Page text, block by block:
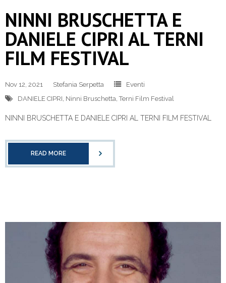
NINNI BRUSCHETTA E
DANIELE CIPRI AL TERNI
FILM FESTIVAL
Nov 12, 2021 Stefania Serpetta
Eventi
DANIELE CIPRI, Ninni Bruschetta,Terni Film Festival
NINNI BRUSCHETTA E DANIELE CIPRI AL TERNI FILM FESTIVAL
READ MORE